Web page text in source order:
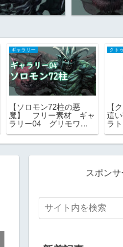
ギャラリー
【ソロモン72柱の悪
魔】 フリー素材 ギャ
ラリー04 グリモワー
クト
【
這
ラ
スポンサ